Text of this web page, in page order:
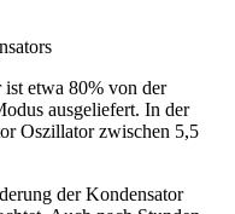
etwa 80% von der
ausgeliefert. In der
Oszillator zwischen 5,5
der Kondensator